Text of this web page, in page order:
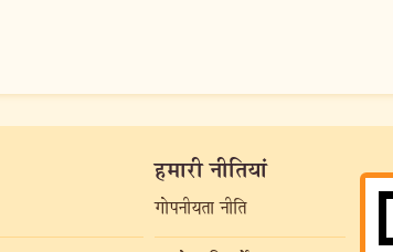
हमारी नीतियां
गोपनीयता नीति